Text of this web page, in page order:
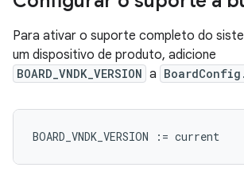
Para ativar o suporte completo do
um dispositivo de produto, adicione
BOARD_VNDK_VERSION a
BOARD_VNDK_VERSION := current